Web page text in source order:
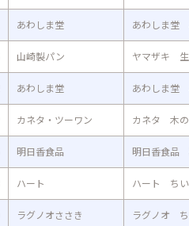
あわしま堂 あわしま堂
山崎製パン ヤマザキ
あわしま堂 あわしま堂
カネタ・ツーワン カネタ 木
明日香食品 明日香食品
ハート ハート ち
ラグノオささき ラグノオ